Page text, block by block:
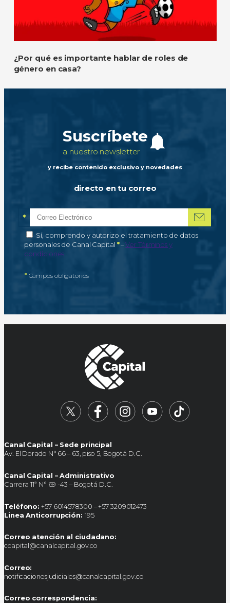
¿Por qué es importante hablar de roles de
género en casa?
Suscríbete
a nuestro newsletter
y recibe contenido exclusivo y novedades
directo en tu correo
Correo electrónico
*Campo obligatorio
Autorización de tratamiento de datos personales
Sí, comprendo y autorizo el tratamiento de datos
personales de Canal Capital *–Campo obligatorio
Ver Términos y
condiciones
*Campos obligatorios
Canal Capital – Sede principal
Av. El Dorado N° 66 – 63, piso 5, Bogotá D.C.
Canal Capital – Administrativo
Carrera 11ª N° 69 -43 – Bogotá D.C.
Teléfono: +57 6014578300 – +57 3209012473
Linea Anticorrupción: 195
Correo atención al ciudadano:
ccapital@canalcapital.gov.co
Correo:
notificacionesjudiciales@canalcapital.gov.co
Correo correspondencia: